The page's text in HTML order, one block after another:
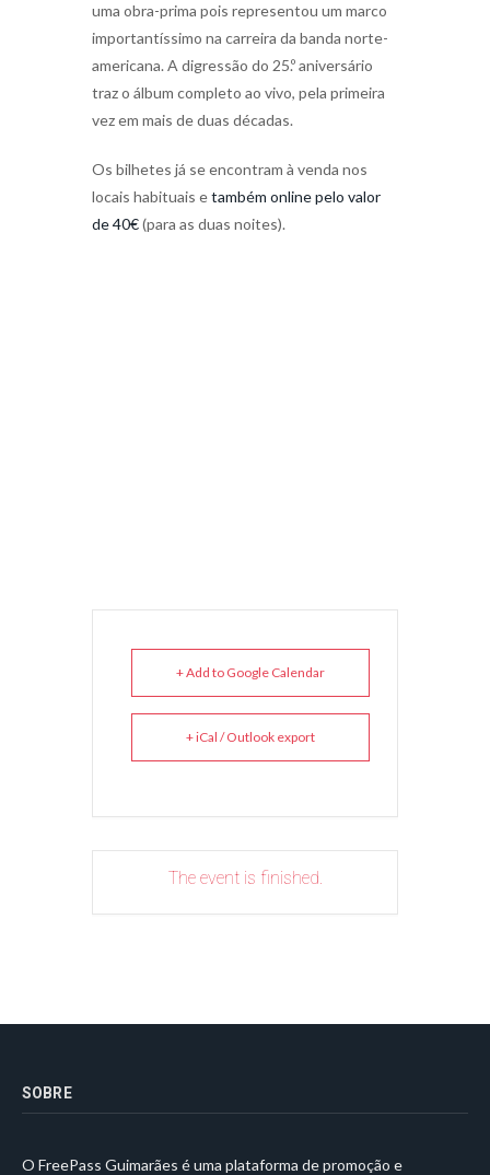
uma obra-prima pois representou um marco
importantíssimo na carreira da banda norte-
americana. A digressão do 25.º aniversário
traz o álbum completo ao vivo, pela primeira
vez em mais de duas décadas.
Os bilhetes já se encontram à venda nos
locais habituais etambém online pelo valor
de 40€(para as duas noites).
+ Add to Google Calendar
+ iCal / Outlook export
The event is finished.
SOBRE
O FreePass Guimarães é uma plataforma de promoção e